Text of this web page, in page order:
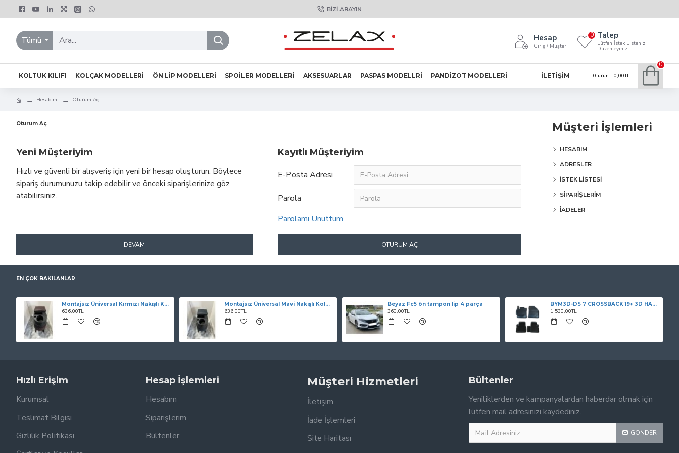
BIZI ARAYIN
Tümü Hesap
Giriş / Müşteri
Talep
Lütfen İstek Listenizi
Düzenleyiniz
0
KOLTUK KILIFI KOLÇAK MODELLERI ÖN LIP MODELLERI SPOILER MODELLERI AKSESUARLAR PASPAS MODELLRI PANDIZOT MODELLERI İLETIŞIM 0 ürün - 0,00TL
0
Hesabım Oturum Aç
Oturum Aç
Yeni Müşteriyim
Hızlı ve güvenli bir alışveriş için yeni bir hesap oluşturun. Böylece
sipariş durumunuzu takip edebilir ve önceki siparişlerinize göz
atabilirsiniz.
DEVAM
Kayıtlı Müşteriyim
E-Posta Adresi
Parola
Parolamı Unuttum
OTURUM AÇ
Müşteri İşlemleri
HESABIM
ADRESLER
İSTEK LISTESI
SIPARIŞLERIM
İADELER
EN ÇOK BAKILANLAR
Montajsız Üniversal Kırmızı Nakışlı Kolçak
636,00TL
Montajsız Üniversal Mavi Nakışlı Kolçak
636,00TL
Beyaz Fc5 ön tampon lip 4 parça
360,00TL
BYM3D-DS 7 CROSSBACK 19+ 3D HAVUZLU PASPAS SİYAH
1.530,00TL
Hızlı Erişim
Kurumsal
Teslimat Bilgisi
Gizlilik Politikası
Hesap İşlemleri
Hesabım
Siparişlerim
Bültenler
Müşteri Hizmetleri
İletişim
İade İşlemleri
Site Haritası
Bültenler
Yeniliklerden ve kampanyalardan haberdar olmak için
lütfen mail adresinizi kaydediniz.
GÖNDER